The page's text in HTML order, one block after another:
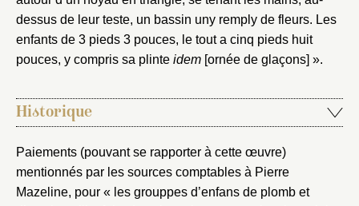
dessus de leur teste, un bassin uny remply de fleurs. Les
enfants de 3 pieds 3 pouces, le tout a cinq pieds huit
pouces, y compris sa plinte idem [ornée de glaçons] ».
Historique
Paiements (pouvant se rapporter à cette œuvre)
mentionnés par les sources comptables à Pierre
Mazeline, pour « les grouppes d’enfans de plomb et